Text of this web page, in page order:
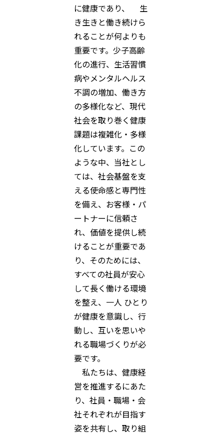
に健康であり、 生
き生きと働き続けら
れることが何よりも
重要です。少子高齢
化の進行、生活習慣
病やメンタルヘルス
不調の増加、働き方
の多様化など、現代
社会を取り巻く健康
課題は複雑化・多様
化しています。この
ような中、当社とし
ては、社会基盤を支
える使命感と専門性
を備え、お客様・パ
ートナーに信頼さ
れ、価値を提供し続
けることが重要であ
り、そのためには、
すべての社員が安心
して長く働ける環境
を整え、一人 ひとり
が健康を意識し、行
動し、互いを思いや
れる職場づくりが必
要です。
私たちは、健康経
営を推進するにあた
り、社員・職場・会
社それぞれが目指す
姿を共有し、取り組